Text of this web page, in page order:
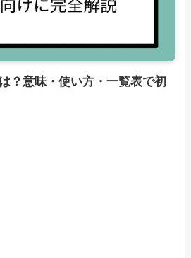
？意味・使い方・一覧表で初